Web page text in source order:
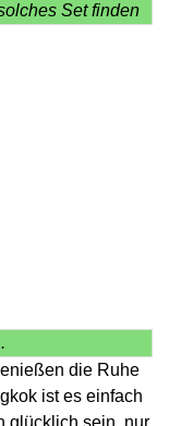
Set finden
die Ruhe
ist es einfach
glücklich sein, nur